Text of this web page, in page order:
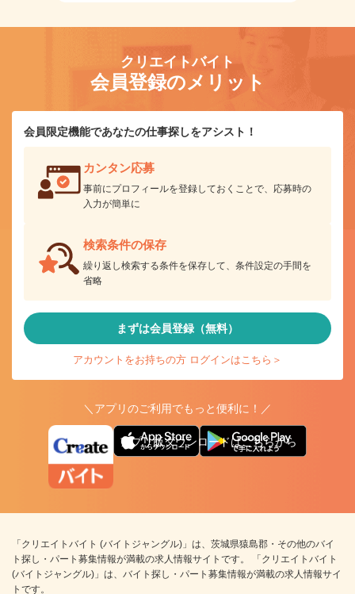
クリエイトバイト
会員登録のメリット
会員限定機能であなたの仕事探しをアシスト！
カンタン応募
事前にプロフィールを登録しておくことで、応募時の
入力が簡単に
検索条件の保存
繰り返し検索する条件を保存して、条件設定の手間を
省略
まずは会員登録（無料）
アカウントをお持ちの方 ログインはこちら＞
＼アプリのご利用でもっと便利に！／
アプリ版ダウンロードはこちらから
「クリエイトバイト (バイトジャングル)」は、茨城県猿島郡・その他のバイ
ト探し・パート募集情報が満載の求人情報サイトです。 「クリエイトバイト
(バイトジャングル)」は、バイト探し・パート募集情報が満載の求人情報サイ
トです。